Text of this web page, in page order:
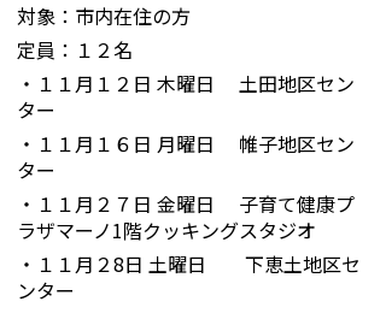
対象：市内在住の方
定員：１２名
・１１月１２日 木曜日 土田地区セン
ター
・１１月１６日 月曜日 帷子地区セン
ター
・１１月２７日 金曜日 子育て健康プ
ラザマーノ1階クッキングスタジオ
・１１月２8日 土曜日 下恵土地区セ
ンター